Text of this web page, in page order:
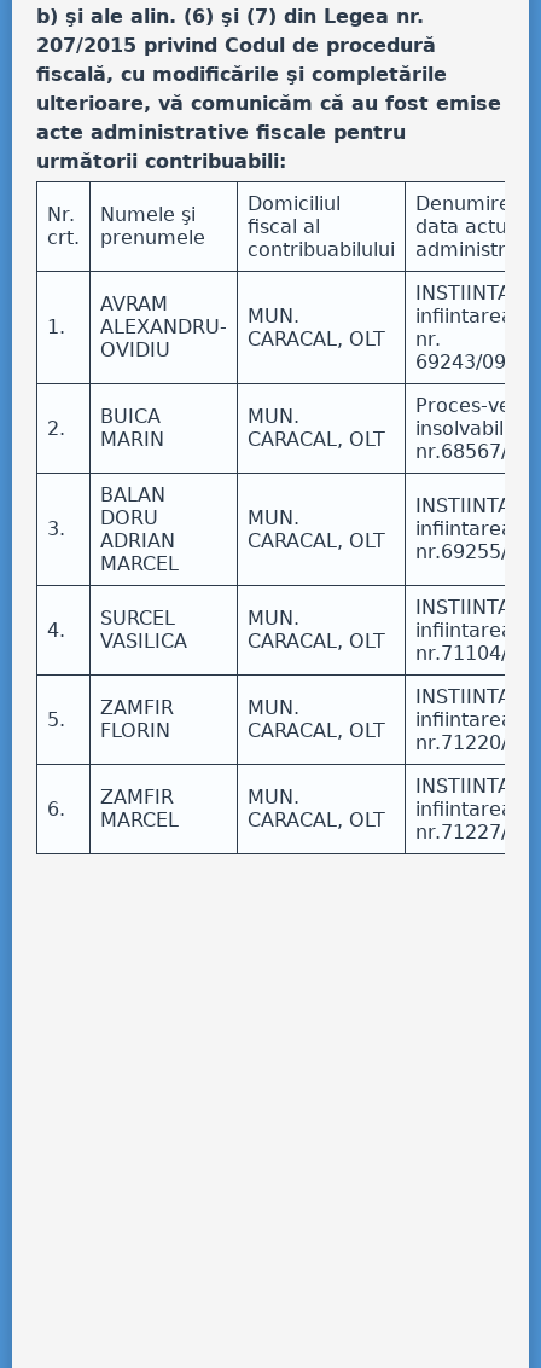
b) şi ale alin. (6) şi (7) din Legea nr.
207/2015 privind Codul de procedură
fiscală, cu modificările şi completările
ulterioare, vă comunicăm că au fost emise
acte administrative fiscale pentru
următorii contribuabili:
Nr.
crt.
Numele şi
prenumele
Domiciliul
fiscal al
contribuabilului
Denumirea,
data actului
administrativ
1.
AVRAM
ALEXANDRU-
OVIDIU
MUN.
CARACAL, OLT
infiintarea
nr.
69243/
2.
BUICA
MARIN
MUN.
CARACAL, OLT
Proces-
nr.68567/
3.
BALAN
DORU
ADRIAN
MARCEL
MUN.
CARACAL, OLT
infiintarea
nr.69255/
4.
SURCEL
VASILICA
MUN.
CARACAL, OLT
infiintarea
nr.71104/
5.
ZAMFIR
FLORIN
MUN.
CARACAL, OLT
infiintarea
nr.71220/
6.
ZAMFIR
MARCEL
MUN.
CARACAL, OLT
infiintarea
nr.71227/